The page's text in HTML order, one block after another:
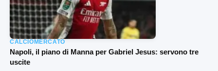
CALCIOMERCATO
Napoli, il piano di Manna per Gabriel Jesus: servono tre
uscite